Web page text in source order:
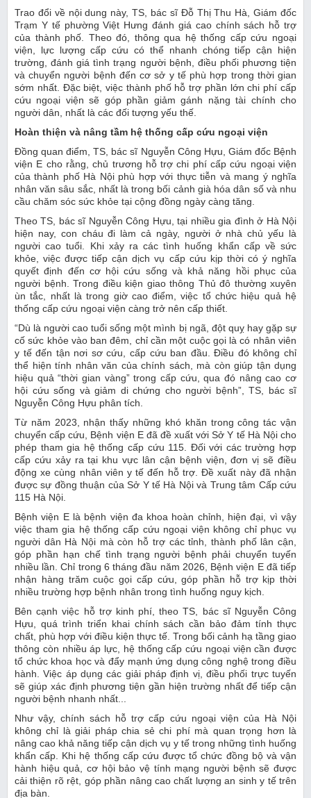
Trao đổi về nội dung này, TS, bác sĩ Đỗ Thị Thu Hà, Giám đốc
Trạm Y tế phường Việt Hưng đánh giá cao chính sách hỗ trợ
của thành phố. Theo đó, thông qua hệ thống cấp cứu ngoại
viện, lực lượng cấp cứu có thể nhanh chóng tiếp cận hiện
trường, đánh giá tình trạng người bệnh, điều phối phương tiện
và chuyển người bệnh đến cơ sở y tế phù hợp trong thời gian
sớm nhất. Đặc biệt, việc thành phố hỗ trợ phần lớn chi phí cấp
cứu ngoại viện sẽ góp phần giảm gánh nặng tài chính cho
người dân, nhất là các đối tượng yếu thế.
Hoàn thiện và nâng tầm hệ thống cấp cứu ngoại viện
Đồng quan điểm, TS, bác sĩ Nguyễn Công Hựu, Giám đốc Bệnh
viện E cho rằng, chủ trương hỗ trợ chi phí cấp cứu ngoại viện
của thành phố Hà Nội phù hợp với thực tiễn và mang ý nghĩa
nhân văn sâu sắc, nhất là trong bối cảnh già hóa dân số và nhu
cầu chăm sóc sức khỏe tại cộng đồng ngày càng tăng.
Theo TS, bác sĩ Nguyễn Công Hựu, tại nhiều gia đình ở Hà Nội
hiện nay, con cháu đi làm cả ngày, người ở nhà chủ yếu là
người cao tuổi. Khi xảy ra các tình huống khẩn cấp về sức
khỏe, việc được tiếp cận dịch vụ cấp cứu kịp thời có ý nghĩa
quyết định đến cơ hội cứu sống và khả năng hồi phục của
người bệnh. Trong điều kiện giao thông Thủ đô thường xuyên
ùn tắc, nhất là trong giờ cao điểm, việc tổ chức hiệu quả hệ
thống cấp cứu ngoại viện càng trở nên cấp thiết.
“Dù là người cao tuổi sống một mình bị ngã, đột quỵ hay gặp sự
cố sức khỏe vào ban đêm, chỉ cần một cuộc gọi là có nhân viên
y tế đến tận nơi sơ cứu, cấp cứu ban đầu. Điều đó không chỉ
thể hiện tính nhân văn của chính sách, mà còn giúp tận dụng
hiệu quả “thời gian vàng” trong cấp cứu, qua đó nâng cao cơ
hội cứu sống và giảm di chứng cho người bệnh”, TS, bác sĩ
Nguyễn Công Hựu phân tích.
Từ năm 2023, nhận thấy những khó khăn trong công tác vận
chuyển cấp cứu, Bệnh viện E đã đề xuất với Sở Y tế Hà Nội cho
phép tham gia hệ thống cấp cứu 115. Đối với các trường hợp
cấp cứu xảy ra tại khu vực lân cận bệnh viện, đơn vị sẽ điều
động xe cùng nhân viên y tế đến hỗ trợ. Đề xuất này đã nhận
được sự đồng thuận của Sở Y tế Hà Nội và Trung tâm Cấp cứu
115 Hà Nội.
Bệnh viện E là bệnh viện đa khoa hoàn chỉnh, hiện đại, vì vậy
việc tham gia hệ thống cấp cứu ngoại viện không chỉ phục vụ
người dân Hà Nội mà còn hỗ trợ các tỉnh, thành phố lân cận,
góp phần hạn chế tình trạng người bệnh phải chuyển tuyến
nhiều lần. Chỉ trong 6 tháng đầu năm 2026, Bệnh viện E đã tiếp
nhận hàng trăm cuộc gọi cấp cứu, góp phần hỗ trợ kịp thời
nhiều trường hợp bệnh nhân trong tình huống nguy kịch.
Bên cạnh việc hỗ trợ kinh phí, theo TS, bác sĩ Nguyễn Công
Hựu, quá trình triển khai chính sách cần bảo đảm tính thực
chất, phù hợp với điều kiện thực tế. Trong bối cảnh hạ tầng giao
thông còn nhiều áp lực, hệ thống cấp cứu ngoại viện cần được
tổ chức khoa học và đẩy mạnh ứng dụng công nghệ trong điều
hành. Việc áp dụng các giải pháp định vị, điều phối trực tuyến
sẽ giúp xác định phương tiện gần hiện trường nhất để tiếp cận
người bệnh nhanh nhất...
Như vậy, chính sách hỗ trợ cấp cứu ngoại viện của Hà Nội
không chỉ là giải pháp chia sẻ chi phí mà quan trọng hơn là
nâng cao khả năng tiếp cận dịch vụ y tế trong những tình huống
khẩn cấp. Khi hệ thống cấp cứu được tổ chức đồng bộ và vận
hành hiệu quả, cơ hội bảo vệ tính mạng người bệnh sẽ được
cải thiện rõ rệt, góp phần nâng cao chất lượng an sinh y tế trên
địa bàn.